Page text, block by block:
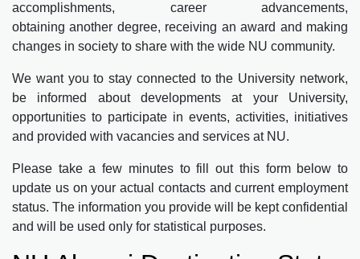
accomplishments, career advancements,
obtaining another degree, receiving an award and making
changes in society to share with the wide NU community.
We want you to stay connected to the University network,
be informed about developments at your University,
opportunities to participate in events, activities, initiatives
and provided with vacancies and services at NU.
Please take a few minutes to fill out this form below to
update us on your actual contacts and current employment
status. The information you provide will be kept confidential
and will be used only for statistical purposes.